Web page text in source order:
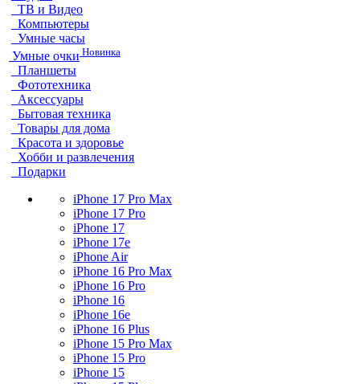
ТВ и Видео
Компьютеры
Умные часы
Умные очки Новинка
Планшеты
Фототехника
Аксессуары
Бытовая техника
Товары для дома
Красота и здоровье
Хобби и развлечения
Подарки
iPhone 17 Pro Max
iPhone 17 Pro
iPhone 17
iPhone 17e
iPhone Air
iPhone 16 Pro Max
iPhone 16 Pro
iPhone 16
iPhone 16e
iPhone 16 Plus
iPhone 15 Pro Max
iPhone 15 Pro
iPhone 15